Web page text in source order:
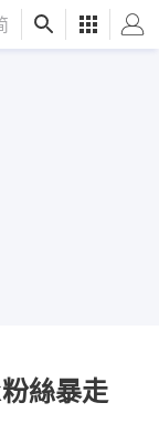
絲暴走